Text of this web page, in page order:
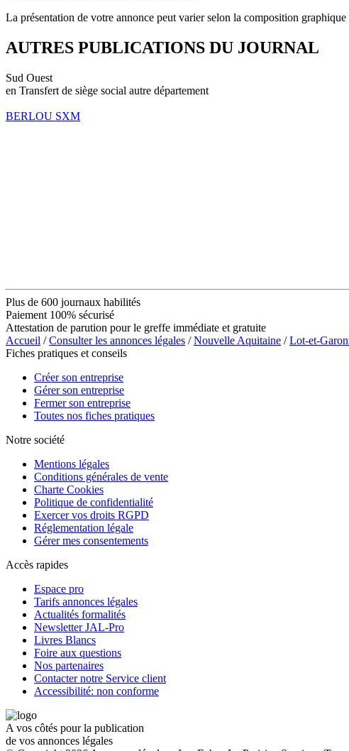
La présentation de votre annonce peut varier selon la composition
AUTRES PUBLICATIONS DU JOURNAL
Sud Ouest
en Transfert de siège social autre département
BERLOU SXM
Plus de 600 journaux habilités
Paiement 100% sécurisé
Attestation de parution pour le greffe immédiate et gratuite
Accueil /Consulter les annonces légales /Nouvelle Aquitaine /Lot-et-
Fiches pratiques et conseils
Créer son entreprise
Gérer son entreprise
Fermer son entreprise
Toutes nos fiches pratiques
Notre société
Mentions légales
Conditions générales de vente
Charte Cookies
Politique de confidentialité
Exercer vos droits RGPD
Réglementation légale
Gérer mes consentements
Accès rapides
Espace pro
Tarifs annonces légales
Actualités formalités
Newsletter JAL-Pro
Livres Blancs
Foire aux questions
Nos partenaires
Contacter notre Service client
Accessibilité: non conforme
A vos côtés pour la publication
de vos annonces légales